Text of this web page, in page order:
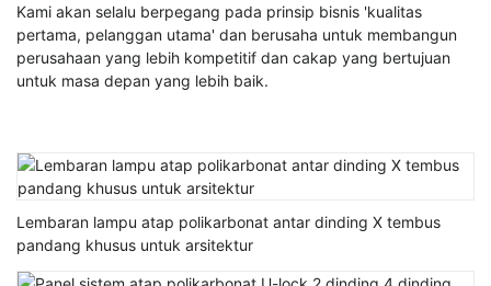
Kami akan selalu berpegang pada prinsip bisnis 'kualitas
pertama, pelanggan utama' dan berusaha untuk membangun
perusahaan yang lebih kompetitif dan cakap yang bertujuan
untuk masa depan yang lebih baik.
Lembaran lampu atap polikarbonat antar dinding X tembus
pandang khusus untuk arsitektur